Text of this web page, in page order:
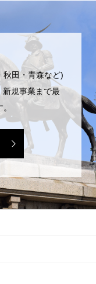
秋田・青森など)
新規事業まで最